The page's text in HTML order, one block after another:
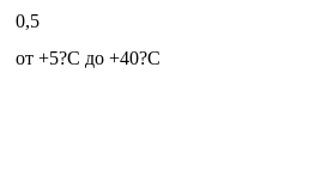
0,5
от +5?C до +40?C